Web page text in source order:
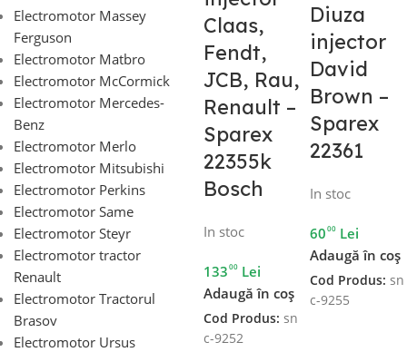
Electromotor Massey
Ferguson
Electromotor Matbro
Electromotor McCormick
Electromotor Mercedes-
Benz
Electromotor Merlo
Electromotor Mitsubishi
Electromotor Perkins
Electromotor Same
Electromotor Steyr
Electromotor tractor
Renault
Electromotor Tractorul
Brasov
Electromotor Ursus
Claas,
Fendt,
JCB, Rau,
Renault –
Sparex
22355k
Bosch
In stoc
13300 Lei
Adaugă în coș
Cod Produs: sn
c-9252
Diuza
injector
David
Brown –
Sparex
22361
In stoc
6000 Lei
Adaugă în coș
Cod Produs: sn
c-9255